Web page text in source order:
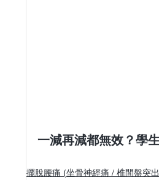
一減再減都無效？學
擺脫腰痛 (坐骨神經痛 / 椎間盤突